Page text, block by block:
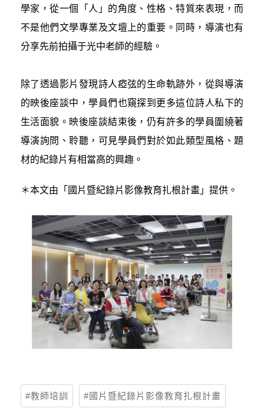
學家，從一個「人」的角度、性格、特質來表現，而
不是他們文學專業及文壇上的重要。同時，導演也有
分享先前拍攝于光中老師的經驗。
除了透過影片發現詩人瘂弦的生命軌跡外，從與導演
的映後座談中，學員們也窺探到更多這位詩人私下的
生活面貌。映後座談結束後，仍有許多的學員圍繞著
導演詢問、聆聽，可見學員們對於如此類型風格、題
材的紀錄片有相當高的興趣。
＊本文由「國片暨紀錄片影像教育扎根計畫」提供。
教師培訓 國片暨紀錄片影像教育扎根計畫